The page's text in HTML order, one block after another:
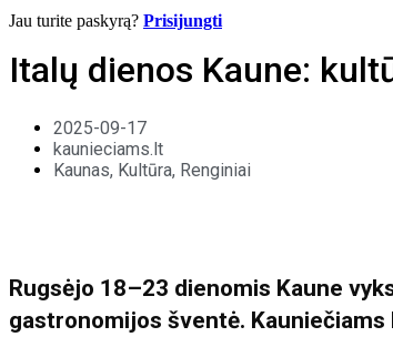
Jau turite paskyrą? Prisijungti
Italų dienos Kaune:
2025-09-17
kaunieciams.lt
Kaunas, Kultūra, Renginiai
Rugsėjo 18–23 dienomis Kaune
gastronomijos šventė.